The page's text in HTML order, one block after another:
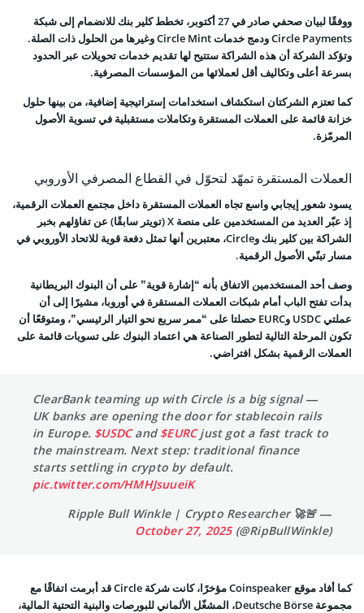
ووفقًا لبيان صحفي صادر في 27 أكتوبر، تخطط كلير بنك للانضمام إلى شبكة
Circle Payments ودمج خدمات Circle Mint وغيرها من الحلول ذات الصلة.
وتؤكد الشركة أن هذه الشراكة ستتيح لها تقديم خدمات تحويلات عبر الحدود
بسرعة أعلى وتكاليف أقل لعملائها من المؤسسات المصرفية.
كما تعتزم الشركتان استكشاف استخدامات إستراتيجية إضافية، من بينها حلول
خزانة قائمة على العملات المستقرة وتكاملات مستقبلية في تسوية الأصول
المرمّزة.
العملات المستقرة تمهّد لتحوّل في القطاع المصرفي الأوروبي
يسود شعور إيجابي واسع تجاه العملات المستقرة داخل مجتمع العملات الرقمية،
إذ عبّر العديد من المستخدمين على منصة X (تويتر سابقًا) عن تفاؤلهم بخبر
الشراكة بين كلير بنك وCircle، معتبرين أنها تمثل دفعة قوية للاتحاد الأوروبي في
مسار تبنّي الأصول الرقمية.
وصف أحد المستخدمين الاتفاق بأنه “إشارة قوية” على أن البنوك البريطانية
بدأت تفتح الباب أمام شبكات العملات المستقرة في أوروبا، مشيرًا إلى أن
عملتي USDC وEURC حصلتا على “ممر سريع نحو التيار الرئيسي”، ومتوقعًا أن
تكون المرحلة التالية لتطور الصناعة هي اعتماد البنوك على تسويات قائمة على
العملات الرقمية بشكل افتراضي.
ClearBank teaming up with Circle is a big signal —
UK banks are opening the door for stablecoin rails
in Europe. $USDCand $EURCjust got a fast track to
the mainstream. Next step: traditional finance
starts settling in crypto by default.
pic.twitter.com/HMHJsuueiK
— Ripple Bull Winkle | Crypto Researcher 🚀🚨
(@RipBullWinkle)
October 27, 2025
كما أفاد موقع Coinspeaker مؤخرًا، كانت شركة Circle قد أبرمت اتفاقًا مع
مجموعة Deutsche Börse، المشغّل الألماني للبورصات والبنية التحتية المالية،